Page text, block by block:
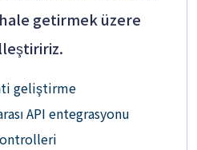
getirmek üzere
geliştirme
API entegrasyonu